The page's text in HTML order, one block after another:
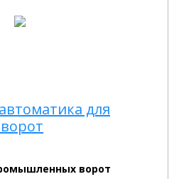
для
ворот